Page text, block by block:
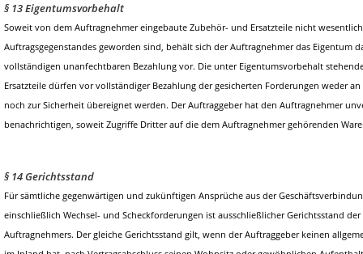
§ 13 Eigentumsvorbehalt
Soweit von dem Auftragnehmer eingebaute Zubehör- und Ersatzteile nicht
Auftragsgegenstandes geworden sind, behält sich der Auftragnehmer das Eigentum
vollständigen unanfechtbaren Bezahlung vor. Die unter Eigentumsvorbehalt
Ersatzteile dürfen vor vollständiger Bezahlung der gesicherten Forderungen weder
noch zur Sicherheit übereignet werden. Der Auftraggeber hat den Auftragnehmer
benachrichtigen, soweit Zugriffe Dritter auf die dem Auftragnehmer gehörenden
§ 14 Gerichtsstand
Für sämtliche gegenwärtigen und zukünftigen Ansprüche aus der
einschließlich Wechsel- und Scheckforderungen ist ausschließlicher Gerichtsstand
Auftragnehmers. Der gleiche Gerichtsstand gilt, wenn der Auftraggeber keinen